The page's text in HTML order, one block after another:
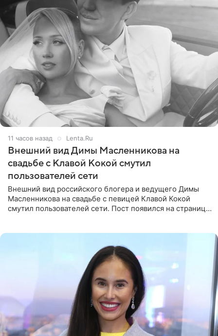
11 часов назад Lenta.Ru
Внешний вид Димы Масленникова на
свадьбе с Клавой Кокой смутил
пользователей сети
Внешний вид российского блогера и ведущего Димы
Масленникова на свадьбе с певицей Клавой Кокой
смутил пользователей сети. Пост появился на странице